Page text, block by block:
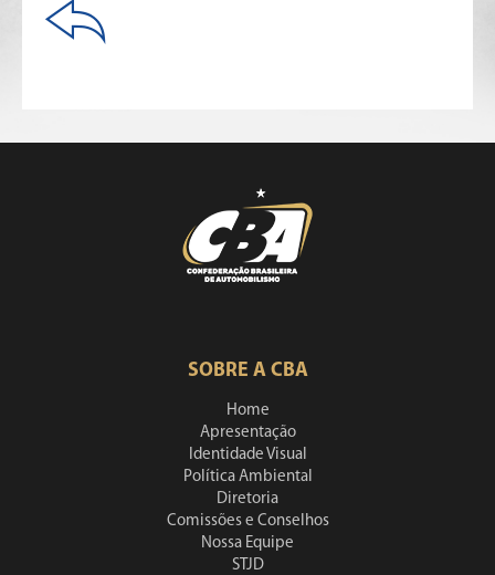
SOBRE A CBA
Home
Apresentação
Identidade Visual
Política Ambiental
Diretoria
Comissões e Conselhos
Nossa Equipe
STJD